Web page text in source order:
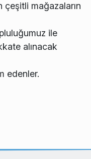
çeşitli mağazaların
ile
alınacak
edenler.